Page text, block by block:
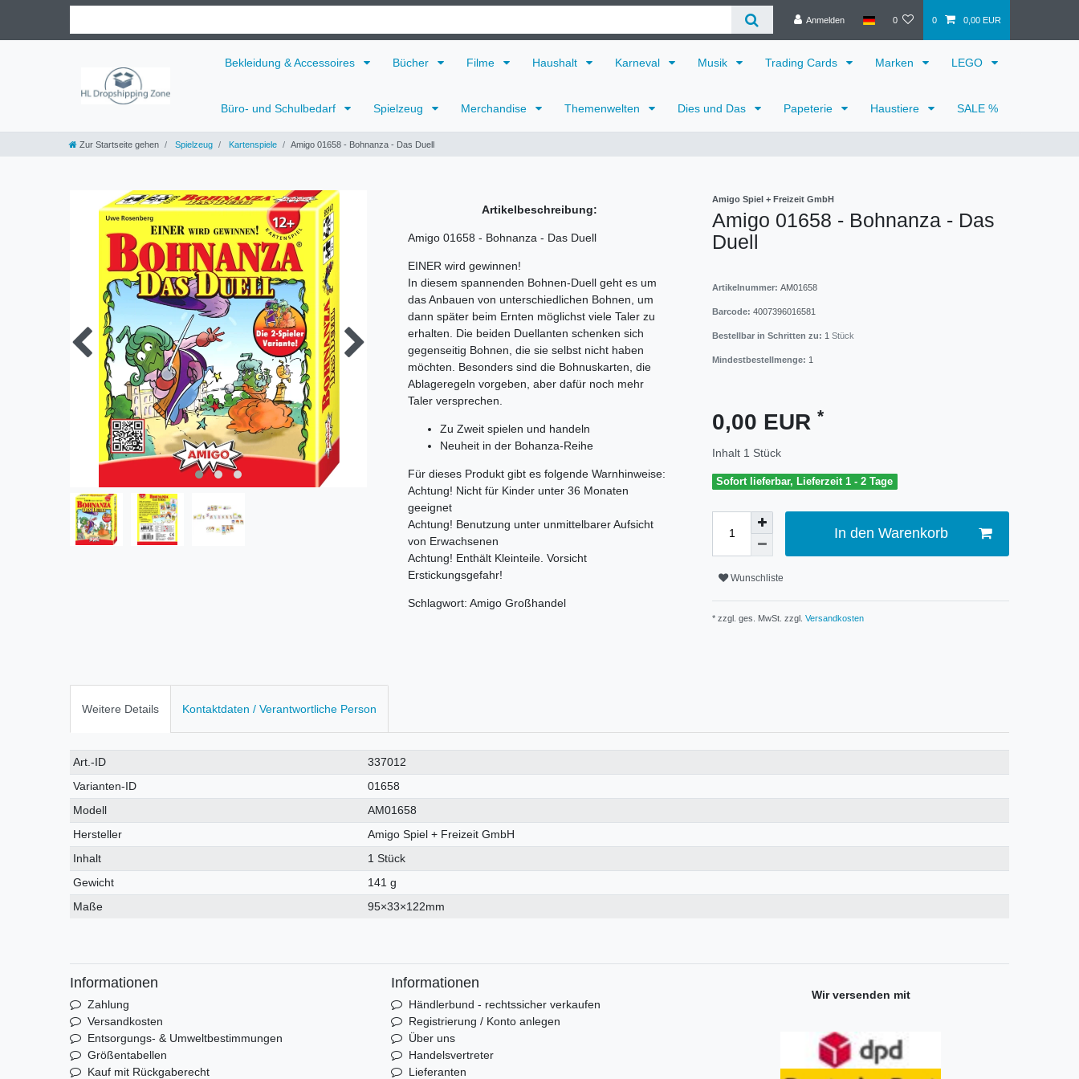
Anmelden 0 0 0,00 EUR
Bekleidung & Accessoires Bücher Filme Haushalt Karneval Musik Trading Cards Marken LEGO
Büro- und Schulbedarf Spielzeug Merchandise Themenwelten Dies und Das Papeterie Haustiere SALE %
Zur Startseite gehen Spielzeug Kartenspiele Amigo 01658 - Bohnanza - Das Duell
Artikelbeschreibung:
Amigo 01658 - Bohnanza - Das Duell
EINER wird gewinnen!
In diesem spannenden Bohnen-Duell geht es um
das Anbauen von unterschiedlichen Bohnen, um
dann später beim Ernten möglichst viele Taler zu
erhalten. Die beiden Duellanten schenken sich
gegenseitig Bohnen, die sie selbst nicht haben
möchten. Besonders sind die Bohnuskarten, die
Ablageregeln vorgeben, aber dafür noch mehr
Taler versprechen.
Zu Zweit spielen und handeln
Neuheit in der Bohanza-Reihe
Für dieses Produkt gibt es folgende Warnhinweise:
Achtung! Nicht für Kinder unter 36 Monaten
geeignet
Achtung! Benutzung unter unmittelbarer Aufsicht
von Erwachsenen
Achtung! Enthält Kleinteile. Vorsicht
Erstickungsgefahr!
Schlagwort: Amigo Großhandel
Amigo Spiel + Freizeit GmbH
Amigo 01658 - Bohnanza - Das
Duell
Artikelnummer: AM01658
Barcode: 4007396016581
Bestellbar in Schritten zu: 1 Stück
Mindestbestellmenge: 1
0,00 EUR *
Inhalt 1 Stück
Sofort lieferbar, Lieferzeit 1 - 2 Tage
In den Warenkorb
Wunschliste
* zzgl. ges. MwSt. zzgl. Versandkosten
Weitere Details Kontaktdaten / Verantwortliche Person
Technisches
Merkmal
Wert
Art.-ID
337012
Varianten-ID
01658
Modell
AM01658
Hersteller
Amigo Spiel + Freizeit GmbH
Inhalt
1 Stück
Gewicht
141 g
Maße
95×33×122mm
Informationen
Zahlung
Versandkosten
Entsorgungs- & Umweltbestimmungen
Größentabellen
Kauf mit Rückgaberecht
Informationen
Händlerbund - rechtssicher verkaufen
Registrierung / Konto anlegen
Über uns
Handelsvertreter
Lieferanten
Wir versenden mit